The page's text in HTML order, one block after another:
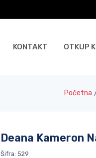
KONTAKT OTKUP
Početna
Deana Kameron
Šifra: 529